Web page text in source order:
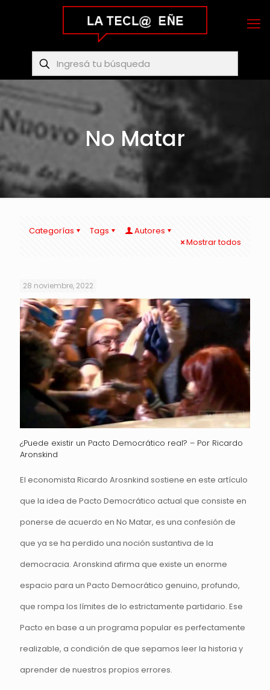
No Matar
Categorías Tags
Autores
Mostrar todos
28 noviembre, 2022
¿Puede existir un Pacto Democrático real? – Por Ricardo
Aronskind
El economista Ricardo Arosnkind sostiene en este artículo
que la idea de Pacto Democrático actual que consiste en
ponerse de acuerdo en No Matar, es una confesión de
que ya se ha perdido una noción sustantiva de la
democracia. Aronskind afirma que existe un enorme
espacio para un Pacto Democrático genuino, profundo,
que rompa los límites de lo estrictamente partidario. Ese
Pacto en base a un programa popular es perfectamente
realizable, a condición de que sepamos leer la historia y
aprender de nuestros propios errores.